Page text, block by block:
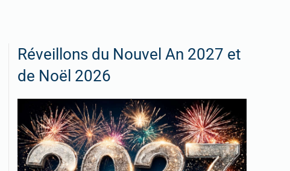
Réveillons du Nouvel An 2027 et
de Noël 2026